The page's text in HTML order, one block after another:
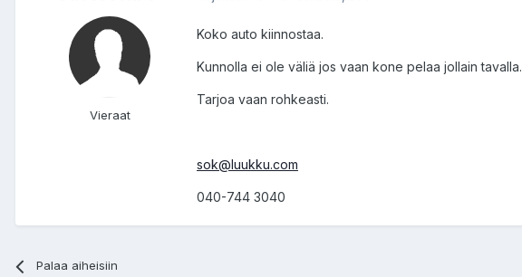
Vieraat
Koko auto kiinnostaa.
Kunnolla ei ole väliä jos vaan kone pelaa jollain tavalla.
Tarjoa vaan rohkeasti.
sok@luukku.com
040-744 3040
Palaa aiheisiin